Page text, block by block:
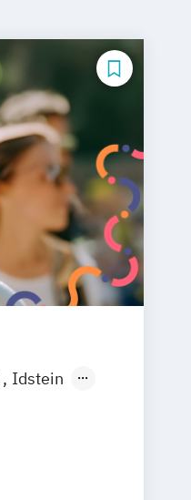
Idstein